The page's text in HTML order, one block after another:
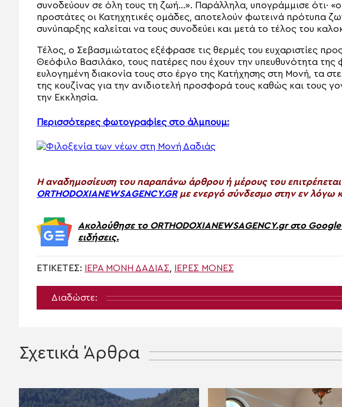
συνοδεύουν σε όλη τους τη ζωή…». Παράλληλα, υπογράμμισε ότι·
προστάτες οι Κατηχητικές ομάδες, αποτελούν φωτεινά πρότυπα
συνύπαρξης καλείται να τους συνοδεύει και μετά το τέλος του
Τέλος, ο Σεβασμιώτατος εξέφρασε τις θερμές του ευχαριστίες
Θεόφιλο Βασιλάκο, τους πατέρες που έχουν την υπευθυνότητα της
ευλογημένη διακονία τους στο έργο της Κατήχησης στη Μονή, τα
της κουζίνας για την ανιδιοτελή προσφορά τους καθώς και τους
την Εκκλησία.
Περισσότερες φωτογραφίες στο άλμπουμ:
H αναδημοσίευση του παραπάνω άρθρου ή μέρους του
ORTHODOXIANEWSAGENCY.GRμε ενεργό σύνδεσμο στην εν λόγω
Ακολούθησε το ORTHODOXIANEWSAGENCY.gr στο
ειδήσεις.
ΕΤΙΚΈΤΕΣ: ΙΕΡΆ ΜΟΝΉ ΔΑΔΙΆΣ ΙΕΡΈΣ ΜΟΝΈΣ
Διαδώστε:
Σχετικά Άρθρα